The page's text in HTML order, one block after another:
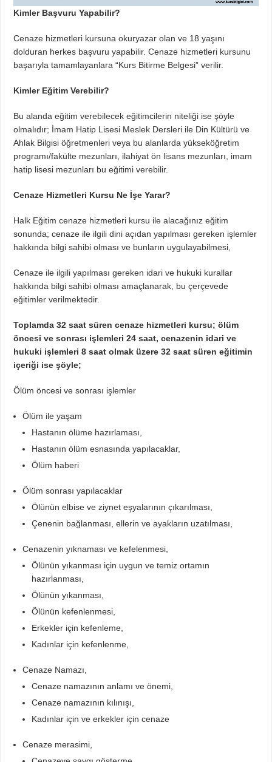
Kimler Başvuru Yapabilir?
Cenaze hizmetleri kursuna okuryazar olan ve 18 yaşını
dolduran herkes başvuru yapabilir. Cenaze hizmetleri kursunu
başarıyla tamamlayanlara “Kurs Bitirme Belgesi” verilir.
Kimler Eğitim Verebilir?
Bu alanda eğitim verebilecek eğitimcilerin niteliği ise şöyle
olmalıdır; İmam Hatip Lisesi Meslek Dersleri ile Din Kültürü ve
Ahlak Bilgisi öğretmenleri veya bu alanlarda yükseköğretim
programı/fakülte mezunları, ilahiyat ön lisans mezunları, imam
hatip lisesi mezunları bu eğitimi verebilir.
Cenaze Hizmetleri Kursu Ne İşe Yarar?
Halk Eğitim cenaze hizmetleri kursu ile alacağınız eğitim
sonunda; cenaze ile ilgili dini açıdan yapılması gereken işlemler
hakkında bilgi sahibi olması ve bunların uygulayabilmesi,
Cenaze ile ilgili yapılması gereken idari ve hukuki kurallar
hakkında bilgi sahibi olması amaçlanarak, bu çerçevede
eğitimler verilmektedir.
Toplamda 32 saat süren cenaze hizmetleri kursu; ölüm
öncesi ve sonrası işlemleri 24 saat, cenazenin idari ve
hukuki işlemleri 8 saat olmak üzere 32 saat süren eğitimin
içeriği ise şöyle;
Ölüm öncesi ve sonrası işlemler
Ölüm ile yaşam
Hastanın ölüme hazırlaması,
Hastanın ölüm esnasında yapılacaklar,
Ölüm haberi
Ölüm sonrası yapılacaklar
Ölünün elbise ve ziynet eşyalarının çıkarılması,
Çenenin bağlanması, ellerin ve ayakların uzatılması,
Cenazenin yıknaması ve kefelenmesi,
Ölünün yıkanması için uygun ve temiz ortamın
hazırlanması,
Ölünün yıkanması,
Ölünün kefenlenmesi,
Erkekler için kefenleme,
Kadınlar için kefenlenme,
Cenaze Namazı,
Cenaze namazının anlamı ve önemi,
Cenaze namazının kılınışı,
Kadınlar için ve erkekler için cenaze
Cenaze merasimi,